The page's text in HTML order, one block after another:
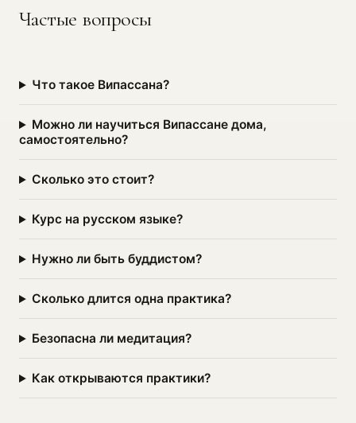
Частые вопросы
Что такое Випассана?
Можно ли научиться Випассане дома,
самостоятельно?
Сколько это стоит?
Курс на русском языке?
Нужно ли быть буддистом?
Сколько длится одна практика?
Безопасна ли медитация?
Как открываются практики?